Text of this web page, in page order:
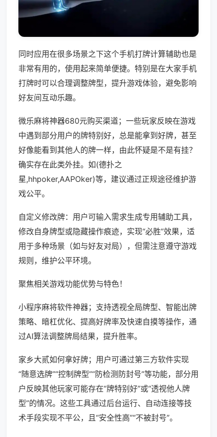
同时应用在很多场景之下这个手机打牌计算辅助也是
非常有用的，使用起来简单便捷。特别是在大家手机
打牌时可以合理调整牌型，提升游戏体验，避免影响
好友间互动乐趣。
微乐麻将神器680元购买渠道；一些玩家反映在游戏
中遇到部分用户的牌特别好，总是能拿到好牌，甚至
好像能看到其他人的牌一样，由此怀疑是不是有挂？
确实存在此类外挂。如(德扑之
星,hhpoker,AAPOker)等，建议通过正规途径维护游
戏公平。
自定义修改牌：用户可输入需求生成专用辅助工具，
修改自身牌型或隐藏操作痕迹，实现“必胜”效果，适
用于多种场景（如与好友对局），但需注意遵守游戏
规则，维护公平环境。
聚焦相关游戏功能优势与特色！
小程序麻将软件神器；支持透视全局牌型、智能出牌
策略、暗杠优化、提高好牌率及快速自摸等操作，通
过AI算法调整牌局结果，提升胜率。
家乡大贰如何拿好牌；用户可通过第三方软件实现
“随意选牌”“控制牌型”“防检测防封号”等功能，部分用
户反映其他玩家可能存在“牌特别好”或“透视他人牌
型”的情况。这些工具通过后台运行、自动连接等技
术手段实现不平公，且“安全性高”“不被封号”。